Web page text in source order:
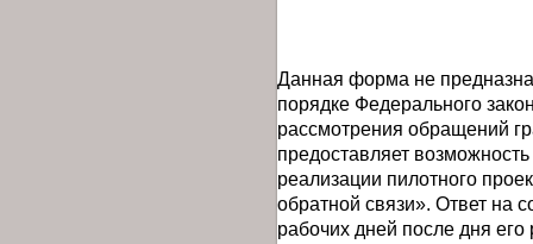
Данная форма не
порядке Федерального
рассмотрения обращений
предоставляет
реализации пилотного
обратной связи». Ответ на
рабочих дней после дня